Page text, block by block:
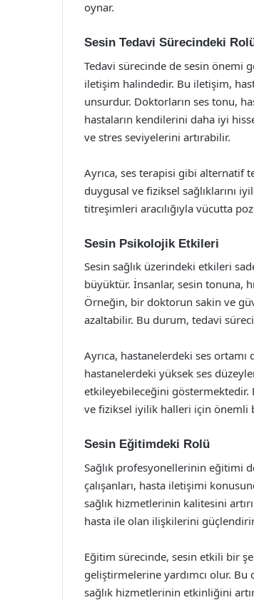
oynar.
Sesin Tedavi Sürecindeki
Tedavi sürecinde de sesin önemi
iletişim halindedir. Bu iletişim,
unsurdur. Doktorların ses tonu,
hastaların kendilerini daha iyi
ve stres seviyelerini artırabilir.
Ayrıca, ses terapisi gibi alternatif
duygusal ve fiziksel sağlıklarını
titreşimleri aracılığıyla vücutta
Sesin Psikolojik Etkileri
Sesin sağlık üzerindeki etkileri
büyüktür. İnsanlar, sesin tonuna,
Örneğin, bir doktorun sakin ve
azaltabilir. Bu durum, tedavi
Ayrıca, hastanelerdeki ses
hastanelerdeki yüksek ses
etkileyebileceğini göstermektedir.
ve fiziksel iyilik halleri için önemli
Sesin Eğitimdeki Rolü
Sağlık profesyonellerinin eğitimi
çalışanları, hasta iletişimi
sağlık hizmetlerinin kalitesini
hasta ile olan ilişkilerini
Eğitim sürecinde, sesin etkili bir
geliştirmelerine yardımcı olur.
sağlık hizmetlerinin etkinliğini